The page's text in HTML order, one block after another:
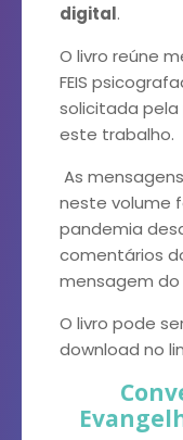
digital.
O livro reúne
FEIS
solicitada pela
este trabalho.
As
neste volume
pandemia
comentários
mensagem do
O livro pode
download no